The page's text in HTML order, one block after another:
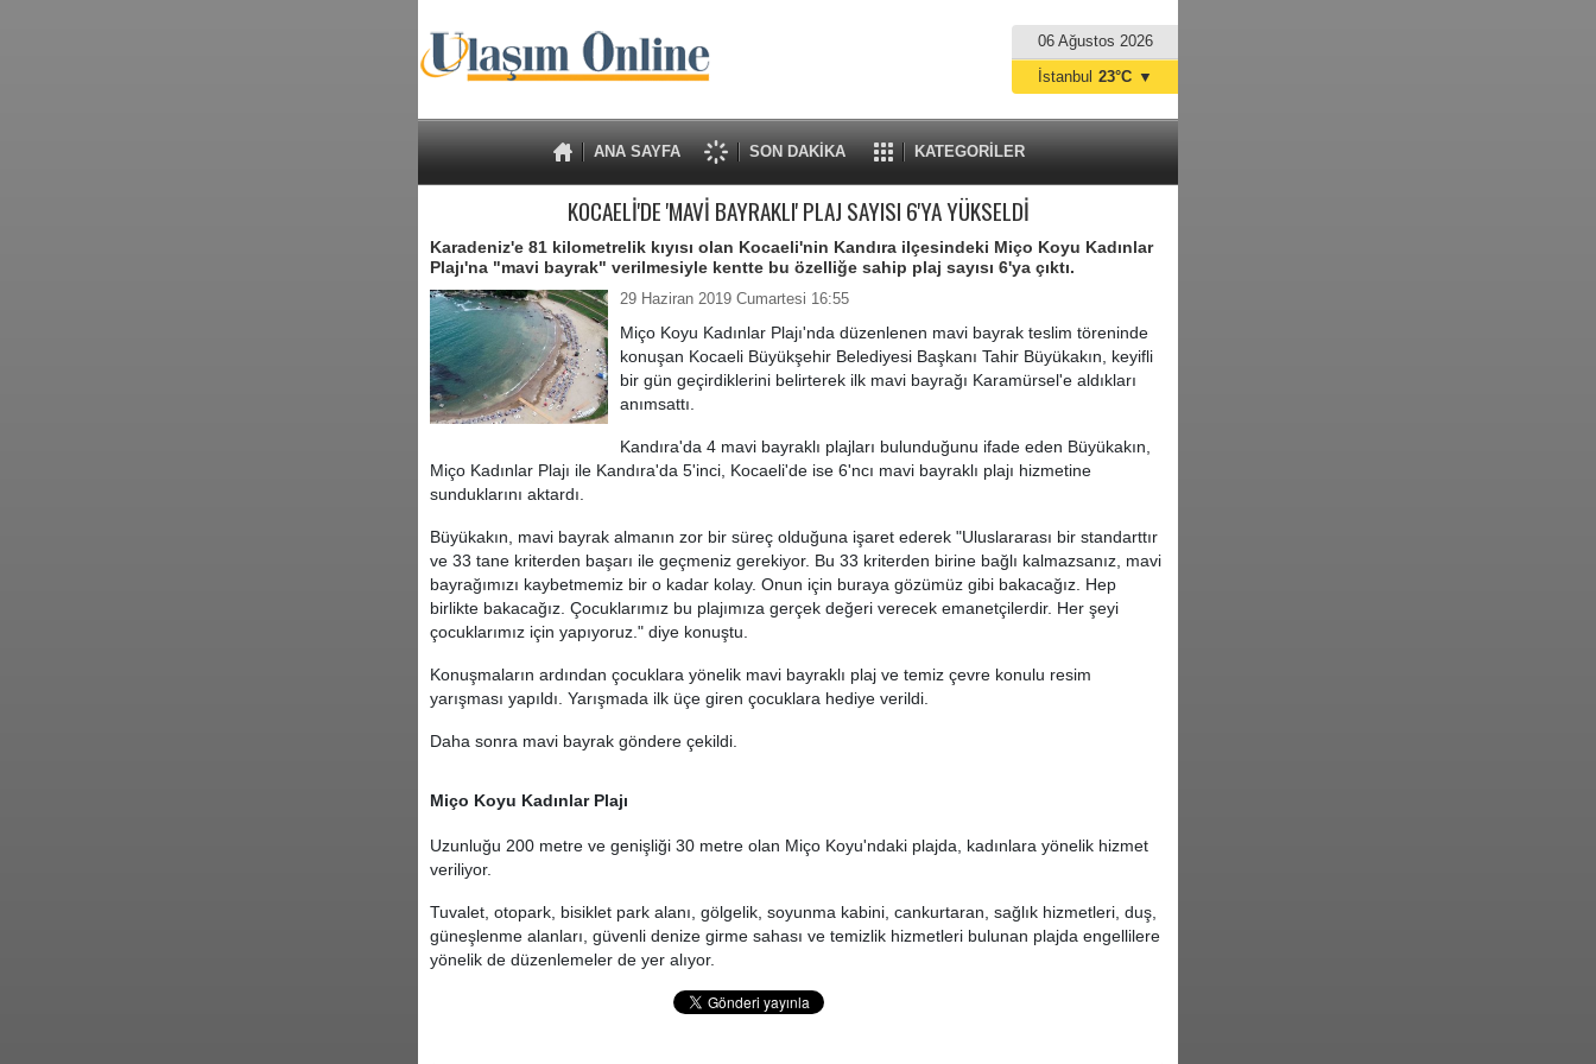
06 Ağustos 2026
ANA SAYFA SON DAKİKA KATEGORİLER
İstanbul 23°C ▼
KOCAELİ'DE 'MAVİ BAYRAKLI' PLAJ SAYISI 6'YA YÜKSELDİ
Karadeniz'e 81 kilometrelik kıyısı olan Kocaeli'nin Kandıra ilçesindeki Miço Koyu Kadınlar
Plajı'na "mavi bayrak" verilmesiyle kentte bu özelliğe sahip plaj sayısı 6'ya çıktı.
29 Haziran 2019 Cumartesi 16:55
Miço Koyu Kadınlar Plajı'nda düzenlenen mavi bayrak teslim töreninde
konuşan Kocaeli Büyükşehir Belediyesi Başkanı Tahir Büyükakın, keyifli
bir gün geçirdiklerini belirterek ilk mavi bayrağı Karamürsel'e aldıkları
anımsattı.
Kandıra'da 4 mavi bayraklı plajları bulunduğunu ifade eden Büyükakın,
Miço Kadınlar Plajı ile Kandıra'da 5'inci, Kocaeli'de ise 6'ncı mavi bayraklı plajı hizmetine
sunduklarını aktardı.
Büyükakın, mavi bayrak almanın zor bir süreç olduğuna işaret ederek "Uluslararası bir standarttır
ve 33 tane kriterden başarı ile geçmeniz gerekiyor. Bu 33 kriterden birine bağlı kalmazsanız, mavi
bayrağımızı kaybetmemiz bir o kadar kolay. Onun için buraya gözümüz gibi bakacağız. Hep
birlikte bakacağız. Çocuklarımız bu plajımıza gerçek değeri verecek emanetçilerdir. Her şeyi
çocuklarımız için yapıyoruz." diye konuştu.
Konuşmaların ardından çocuklara yönelik mavi bayraklı plaj ve temiz çevre konulu resim
yarışması yapıldı. Yarışmada ilk üçe giren çocuklara hediye verildi.
Daha sonra mavi bayrak göndere çekildi.
Miço Koyu Kadınlar Plajı
Uzunluğu 200 metre ve genişliği 30 metre olan Miço Koyu'ndaki plajda, kadınlara yönelik hizmet
veriliyor.
Tuvalet, otopark, bisiklet park alanı, gölgelik, soyunma kabini, cankurtaran, sağlık hizmetleri, duş,
güneşlenme alanları, güvenli denize girme sahası ve temizlik hizmetleri bulunan plajda engellilere
yönelik de düzenlemeler de yer alıyor.